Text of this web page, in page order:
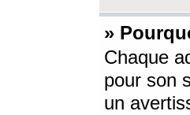
»
Chaque
pour son
un